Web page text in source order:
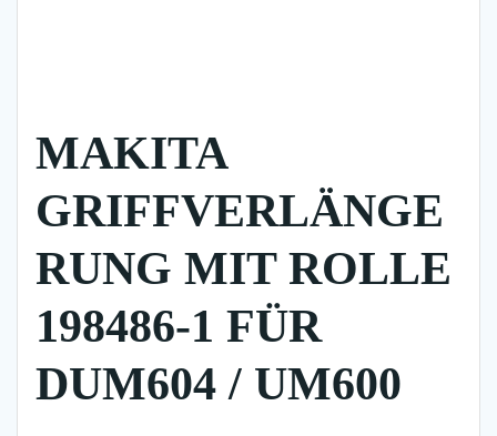
MAKITA
GRIFFVERLÄNGE
RUNG MIT ROLLE
198486-1 FÜR
DUM604 / UM600